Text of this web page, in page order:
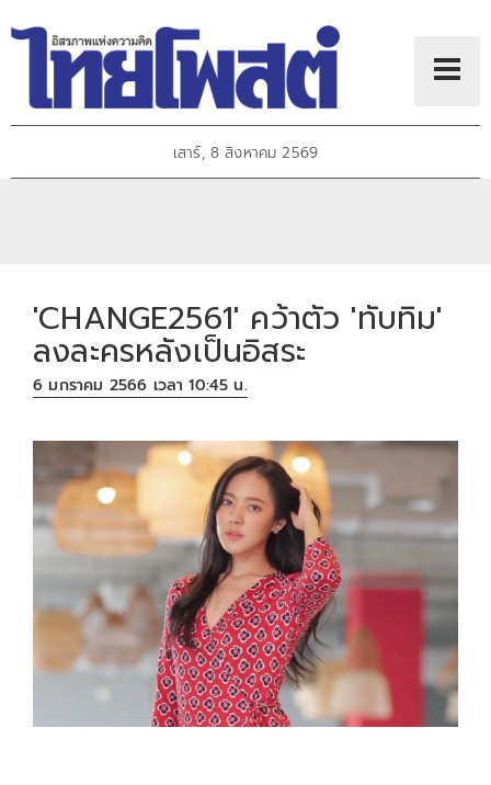
เสาร์, 8 สิงหาคม 2569
'CHANGE2561' คว้าตัว 'ทับทิม'
ลงละครหลังเป็นอิสระ
6 มกราคม 2566 เวลา 10:45 น.